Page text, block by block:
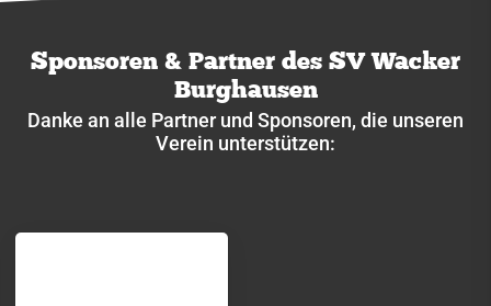
Sponsoren & Partner des SV Wacker
Burghausen
Danke an alle Partner und Sponsoren, die unseren
Verein unterstützen: